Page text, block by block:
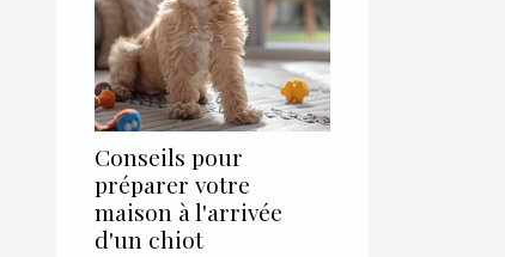
Conseils pour
préparer votre
maison à l'arrivée
d'un chiot